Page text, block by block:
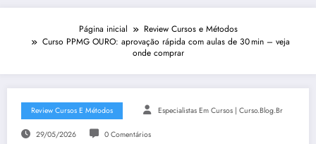
Página inicial
Review Cursos e Métodos
Curso PPMG OURO: aprovação rápida com aulas de 30 min – veja
onde comprar
Review Cursos E Métodos Especialistas Em Cursos | Curso.blog.br
29/05/2026 0 Comentários